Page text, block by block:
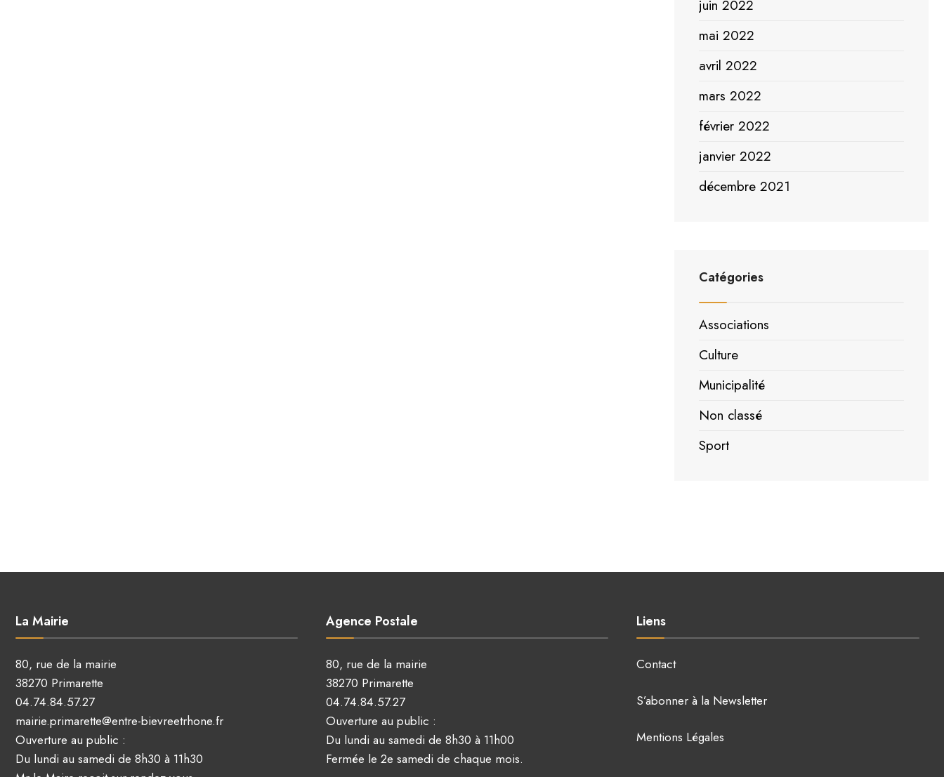
juin 2022
mai 2022
avril 2022
mars 2022
février 2022
janvier 2022
décembre 2021
Catégories
Associations
Culture
Municipalité
Non classé
Sport
La Mairie
80, rue de la mairie
38270 Primarette
04.74.84.57.27
mairie.primarette@entre-bievreetrhone.fr
Ouverture au public :
Du lundi au samedi de 8h30 à 11h30
Agence Postale
80, rue de la mairie
38270 Primarette
04.74.84.57.27
Ouverture au public :
Du lundi au samedi de 8h30 à 11h00
Fermée le 2e samedi de chaque mois.
Liens
Contact
S’abonner à la Newsletter
Mentions Légales